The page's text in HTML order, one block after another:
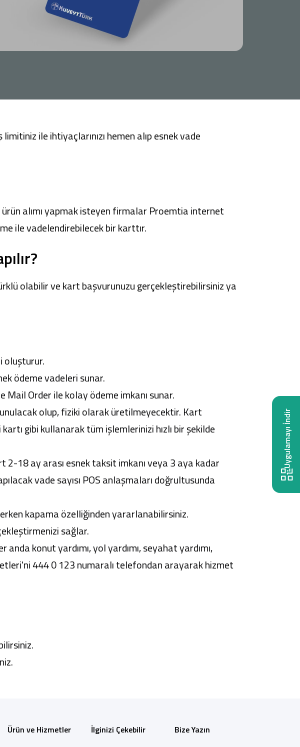
ile ihtiyaçlarınızı hemen alıp esnek vade
alımı yapmak isteyen firmalar Proemtiainternet
ile vadelendirebilecek bir karttır.
olabilir ve kart başvurunuzu gerçekleştirebilirsiniz ya
oluşturur.
ödeme vadeleri sunar.
Mail Order ile kolay ödeme imkanı sunar.
olup, fiziki olarak üretilmeyecektir. Kart
gibi kullanarak tüm işlemlerinizi hızlı bir şekilde
18 ay arası esnek taksit imkanı veya 3 aya kadar
vade sayısı POS anlaşmaları doğrultusunda
kapama özelliğinden yararlanabilirsiniz.
sağlar.
konut yardımı, yol yardımı, seyahat yardımı,
444 0 123 numaralı telefondan arayarak hizmet
Ürün ve Hizmetler
İlginizi Çekebilir
Bize Yazın
Uygulamayı İndir